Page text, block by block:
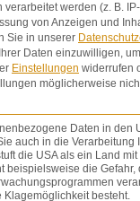
werden (z. B.
von Anzeigen und
Sie in unserer
Daten einzuwilligen,
Einstellungen widerrufen
möglicherweise
Daten in den
auch in die Verarbeitung
die USA als ein Land
beispielsweise die Gefahr,
besteht.